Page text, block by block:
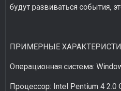
будут развиваться события,
ПРИМЕРНЫЕ
Операционная система:
Процессор: Intel Pentium 4 2.0